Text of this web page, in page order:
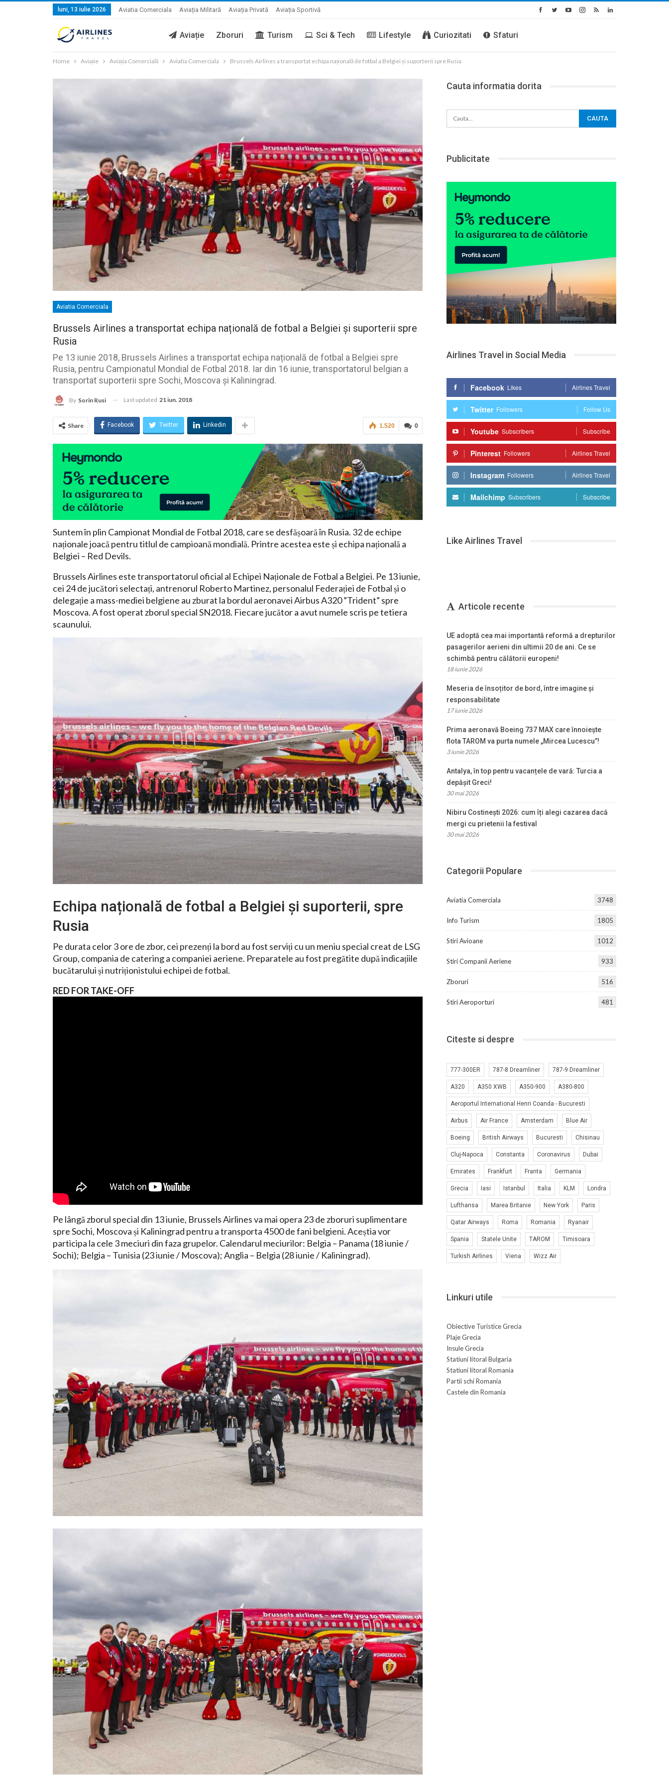
luni, 13 iulie 2026 Aviatia Comerciala Aviația Militară Aviația Privată Aviația Sportivă
Aviație Zboruri Turism Sci & Tech Lifestyle Curiozitati Sfaturi
Home Aviație Aviația Comercială Aviatia Comerciala Brussels Airlines a transportat echipa națională de fotbal a Belgiei și suporterii spre Rusia
Aviatia Comerciala
Brussels Airlines a transportat echipa națională de fotbal a Belgiei și suporterii spre
Rusia
Pe 13 iunie 2018, Brussels Airlines a transportat echipa națională de fotbal a Belgiei spre
Rusia, pentru Campionatul Mondial de Fotbal 2018. Iar din 16 iunie, transportatorul belgian a
transportat suporterii spre Sochi, Moscova și Kaliningrad.
By Sorin Rusi Last updated 21 iun. 2018
0
1.520
Share Facebook Twitter Linkedin
Suntem în plin Campionat Mondial de Fotbal 2018, care se desfășoară în Rusia. 32 de echipe
naționale joacă pentru titlul de campioană mondială. Printre acestea este și echipa națională a
Belgiei – Red Devils.
Brussels Airlines este transportatorul oficial al Echipei Naționale de Fotbal a Belgiei. Pe 13 iunie,
cei 24 de jucători selectați, antrenorul Roberto Martinez, personalul Federației de Fotbal și o
delegație a mass-mediei belgiene au zburat la bordul aeronavei Airbus A320 ”Trident” spre
Moscova. A fost operat zborul special SN2018. Fiecare jucător a avut numele scris pe tetiera
scaunului.
Echipa națională de fotbal a Belgiei și suporterii, spre
Rusia
Pe durata celor 3 ore de zbor, cei prezenți la bord au fost serviți cu un meniu special creat de LSG
Group, compania de catering a companiei aeriene. Preparatele au fost pregătite după indicațiile
bucătarului și nutriționistului echipei de fotbal.
RED FOR TAKE-OFF
Pe lângă zborul special din 13 iunie, Brussels Airlines va mai opera 23 de zboruri suplimentare
spre Sochi, Moscova și Kaliningrad pentru a transporta 4500 de fani belgieni. Aceștia vor
participa la cele 3 meciuri din faza grupelor. Calendarul meciurilor: Belgia – Panama (18 iunie /
Sochi); Belgia – Tunisia (23 iunie / Moscova); Anglia – Belgia (28 iunie / Kaliningrad).
Cauta informatia dorita
Publicitate
Airlines Travel in Social Media
Facebook Likes Airlines Travel
Twitter Followers Follow Us
Youtube Subscribers Subscribe
Pinterest Followers Airlines Travel
Instagram Followers Airlines Travel
Mailchimp Subscribers Subscribe
Like Airlines Travel
Articole recente
UE adoptă cea mai importantă reformă a drepturilor
pasagerilor aerieni din ultimii 20 de ani. Ce se
schimbă pentru călătorii europeni!
18 iunie 2026
Meseria de însoțitor de bord, între imagine și
responsabilitate
17 iunie 2026
Prima aeronavă Boeing 737 MAX care înnoiește
flota TAROM va purta numele „Mircea Lucescu”!
3 iunie 2026
Antalya, în top pentru vacanțele de vară: Turcia a
depășit Greci!
30 mai 2026
Nibiru Costinești 2026: cum îți alegi cazarea dacă
mergi cu prietenii la festival
30 mai 2026
Categorii Populare
Aviatia Comerciala 3748
Info Turism 1805
Stiri Avioane 1012
Stiri Companii Aeriene 933
Zboruri 516
Stiri Aeroporturi 481
Citeste si despre
777-300ER 787-8 Dreamliner 787-9 Dreamliner
A320 A350 XWB A350-900 A380-800
Aeroportul International Henri Coanda - Bucuresti
Airbus Air France Amsterdam Blue Air
Boeing British Airways Bucuresti Chisinau
Cluj-Napoca Constanta Coronavirus Dubai
Emirates Frankfurt Franta Germania
Grecia Iasi Istanbul Italia KLM Londra
Lufthansa Marea Britanie New York Paris
Qatar Airways Roma Romania Ryanair
Spania Statele Unite TAROM Timisoara
Turkish Airlines Viena Wizz Air
Linkuri utile
Obiective Turistice Grecia
Plaje Grecia
Insule Grecia
Statiuni litoral Bulgaria
Statiuni litoral Romania
Partii schi Romania
Castele din Romania